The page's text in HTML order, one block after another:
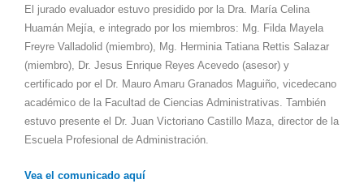
El jurado evaluador estuvo presidido por la Dra. María Celina
Huamán Mejía, e integrado por los miembros: Mg. Filda Mayela
Freyre Valladolid (miembro), Mg. Herminia Tatiana Rettis Salazar
(miembro), Dr. Jesus Enrique Reyes Acevedo (asesor) y
certificado por el Dr. Mauro Amaru Granados Maguiño, vicedecano
académico de la Facultad de Ciencias Administrativas. También
estuvo presente el Dr. Juan Victoriano Castillo Maza, director de la
Escuela Profesional de Administración.
Vea el comunicado aquí